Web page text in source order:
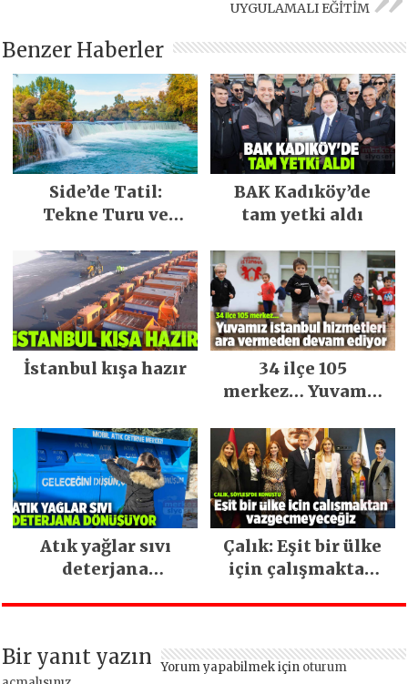
UYGULAMALI EĞİTİM
Benzer Haberler
Side’de Tatil:
Tekne Turu ve
BAK Kadıköy’de
tam yetki aldı
İstanbul kışa hazır
34 ilçe 105
merkez… Yuvamız
ara vermeden
devam ediyor
Atık yağlar sıvı
deterjana
Çalık: Eşit bir ülke
için çalışmaktan
Bir yanıt yazın Yorum yapabilmek için oturum